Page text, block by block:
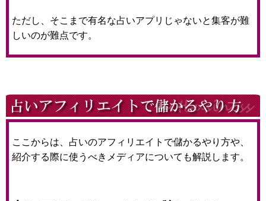
ただし、そこまで有名な占いアプリじゃないと集客が難
しいのが難点です。
ここからは、占いのアフィリエイトで儲かるやり方や、
紹介する際に使うべきメディアについても解説します。